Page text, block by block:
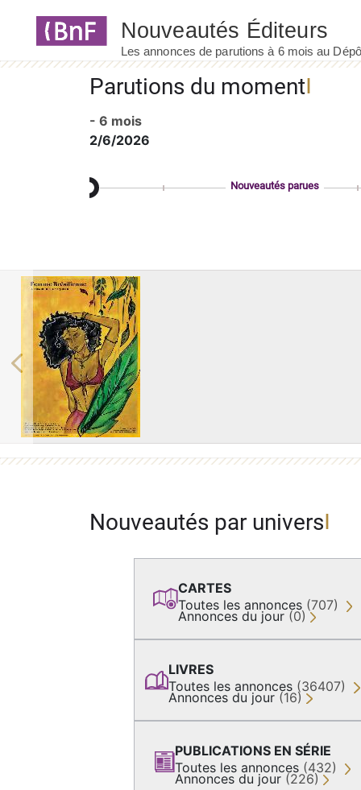
Parutions du moment
- 6 mois
2/6/2026
Nouveautés parues
Previous
Nouveautés par univers
CARTES
Toutes les annonces (707)
Annonces du jour (0)
LIVRES
Toutes les annonces (36407)
Annonces du jour (16)
PUBLICATIONS EN SÉRIE
Toutes les annonces (432)
Annonces du jour (226)